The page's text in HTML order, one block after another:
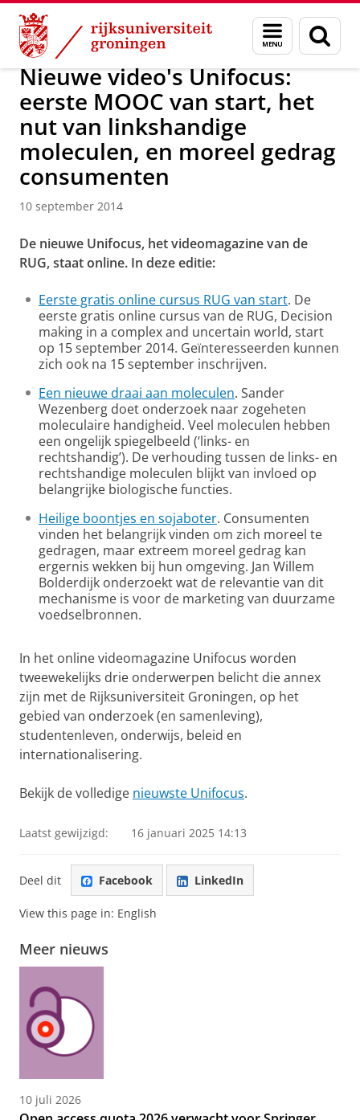
Skip
Content
Skip
Navigation
Menu
en
zoeken
Over ons Actueel Nieuws Nieuwsberichten
Nieuwe video's Unifocus:
eerste MOOC van start, het
nut van linkshandige
moleculen, en moreel gedrag
consumenten
10 september 2014
De nieuwe Unifocus, het videomagazine van de
RUG, staat online. In deze editie:
Eerste gratis online cursus RUG van start. De
eerste gratis online cursus van de RUG, Decision
making in a complex and uncertain world, start
op 15 september 2014. Geïnteresseerden kunnen
zich ook na 15 september inschrijven.
Een nieuwe draai aan moleculen. Sander
Wezenberg doet onderzoek naar zogeheten
moleculaire handigheid. Veel moleculen hebben
een ongelijk spiegelbeeld (‘links- en
rechtshandig’). De verhouding tussen de links- en
rechtshandige moleculen blijkt van invloed op
belangrijke biologische functies.
Heilige boontjes en sojaboter. Consumenten
vinden het belangrijk vinden om zich moreel te
gedragen, maar extreem moreel gedrag kan
ergernis wekken bij hun omgeving. Jan Willem
Bolderdijk onderzoekt wat de relevantie van dit
mechanisme is voor de marketing van duurzame
voedselbronnen.
In het online videomagazine Unifocus worden
tweewekelijks drie onderwerpen belicht die annex
zijn met de Rijksuniversiteit Groningen, op het
gebied van onderzoek (en samenleving),
studentenleven, onderwijs, beleid en
internationalisering.
Bekijk de volledige nieuwste Unifocus.
Laatst gewijzigd: 16 januari 2025 14:13
Deel dit Facebook LinkedIn
View this page in: English
Meer nieuws
10 juli 2026